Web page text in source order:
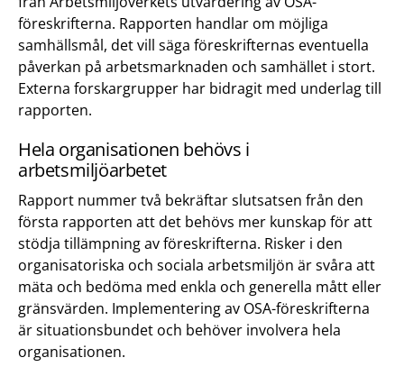
föreskrifterna. Rapporten handlar om möjliga
samhällsmål, det vill säga föreskrifternas eventuella
påverkan på arbetsmarknaden och samhället i stort.
Externa forskargrupper har bidragit med underlag till
rapporten.
Hela organisationen behövs i
arbetsmiljöarbetet
Rapport nummer två bekräftar slutsatsen från den
första rapporten att det behövs mer kunskap för att
stödja tillämpning av föreskrifterna. Risker i den
organisatoriska och sociala arbetsmiljön är svåra att
mäta och bedöma med enkla och generella mått eller
gränsvärden. Implementering av OSA-föreskrifterna
är situationsbundet och behöver involvera hela
organisationen.